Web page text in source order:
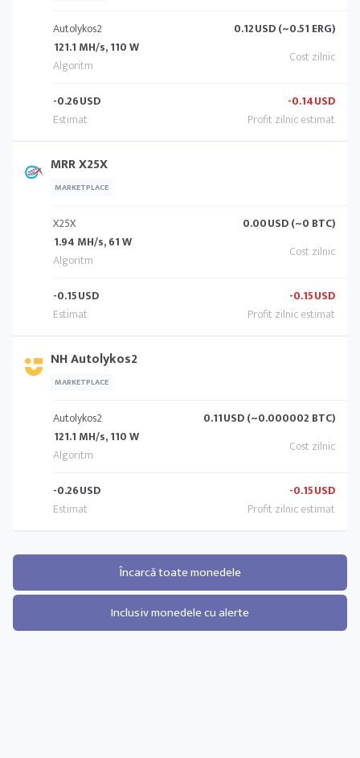
Autolykos2
121.1 MH/s, 110 W
0.12USD (~0.51 ERG)
-0.26USD -0.14USD
MRR X25X
MARKETPLACE
X25X
1.94 MH/s, 61 W
0.00USD (~0 BTC)
-0.15USD -0.15USD
NH Autolykos2
MARKETPLACE
Autolykos2
121.1 MH/s, 110 W
0.11USD (~0.000002 BTC)
-0.26USD -0.15USD
Încarcă toate monedele
Inclusiv monedele cu alerte